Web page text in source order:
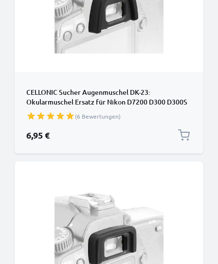
CELLONIC Sucher Augenmuschel DK-23:
Okularmuschel Ersatz für Nikon D7200 D300 D300S
Okular Augen Muschel, Silikon Viewfinder Eye Cup,
Kamera Blendschutz für View Finder Display, Camera
Eyepiece
(6 Bewertungen)
6,95 €